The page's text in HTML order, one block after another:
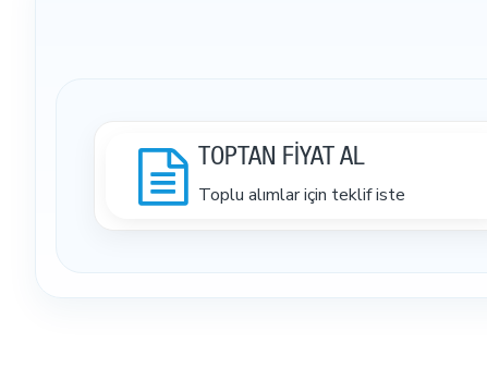
TOPTAN FİYAT AL
Toplu alımlar için teklif iste